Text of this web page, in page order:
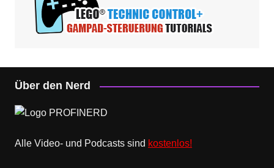
Über den Nerd
Alle Video- und Podcasts sind kostenlos!